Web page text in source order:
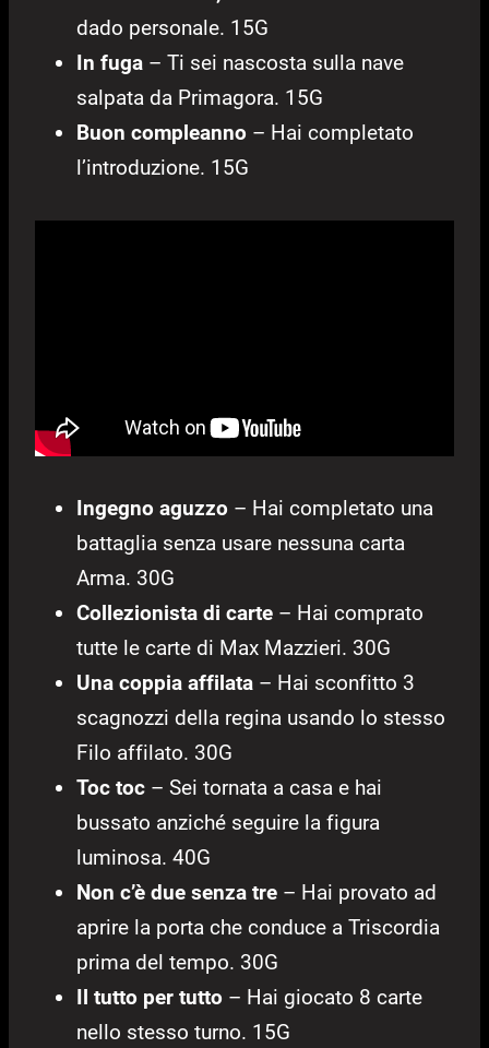
dado personale. 15G
In fuga – Ti sei nascosta sulla nave
salpata da Primagora. 15G
Buon compleanno – Hai completato
l’introduzione. 15G
Ingegno aguzzo – Hai completato una
battaglia senza usare nessuna carta
Arma. 30G
Collezionista di carte – Hai comprato
tutte le carte di Max Mazzieri. 30G
Una coppia affilata – Hai sconfitto 3
scagnozzi della regina usando lo stesso
Filo affilato. 30G
Toc toc – Sei tornata a casa e hai
bussato anziché seguire la figura
luminosa. 40G
Non c’è due senza tre – Hai provato ad
aprire la porta che conduce a Triscordia
prima del tempo. 30G
Il tutto per tutto – Hai giocato 8 carte
nello stesso turno. 15G